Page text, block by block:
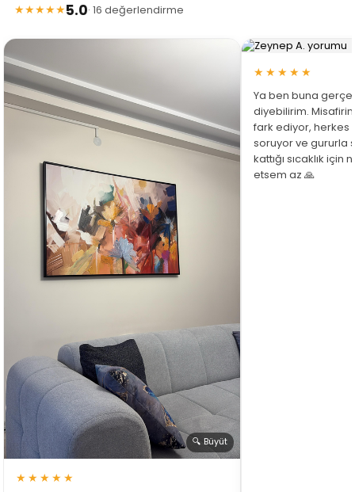
★★★★★5.0· 16 değerlendirme
🔍 Büyüt
★★★★★
★★★★★
Ya ben buna
diyebilirim.
fark ediyor, herkes
soruyor ve gururla
kattığı sıcaklık
etsem az 🙏